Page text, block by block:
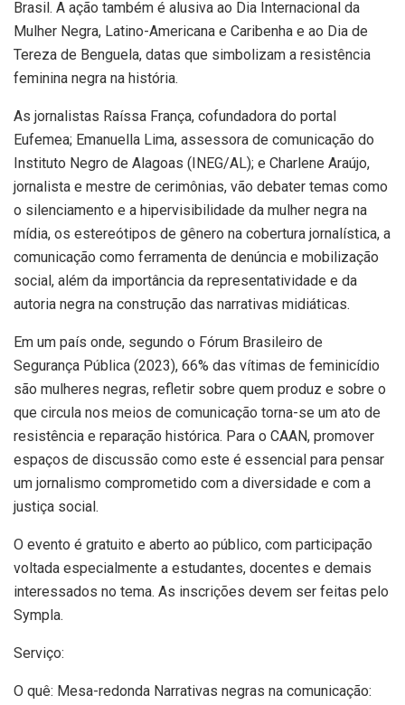
Brasil. A ação também é alusiva ao Dia Internacional da
Mulher Negra, Latino-Americana e Caribenha e ao Dia de
Tereza de Benguela, datas que simbolizam a resistência
feminina negra na história.
As jornalistas Raíssa França, cofundadora do portal
Eufemea; Emanuella Lima, assessora de comunicação do
Instituto Negro de Alagoas (INEG/AL); e Charlene Araújo,
jornalista e mestre de cerimônias, vão debater temas como
o silenciamento e a hipervisibilidade da mulher negra na
mídia, os estereótipos de gênero na cobertura jornalística, a
comunicação como ferramenta de denúncia e mobilização
social, além da importância da representatividade e da
autoria negra na construção das narrativas midiáticas.
Em um país onde, segundo o Fórum Brasileiro de
Segurança Pública (2023), 66% das vítimas de feminicídio
são mulheres negras, refletir sobre quem produz e sobre o
que circula nos meios de comunicação torna-se um ato de
resistência e reparação histórica. Para o CAAN, promover
espaços de discussão como este é essencial para pensar
um jornalismo comprometido com a diversidade e com a
justiça social.
O evento é gratuito e aberto ao público, com participação
voltada especialmente a estudantes, docentes e demais
interessados no tema. As inscrições devem ser feitas pelo
Sympla.
Serviço:
O quê: Mesa-redonda Narrativas negras na comunicação: